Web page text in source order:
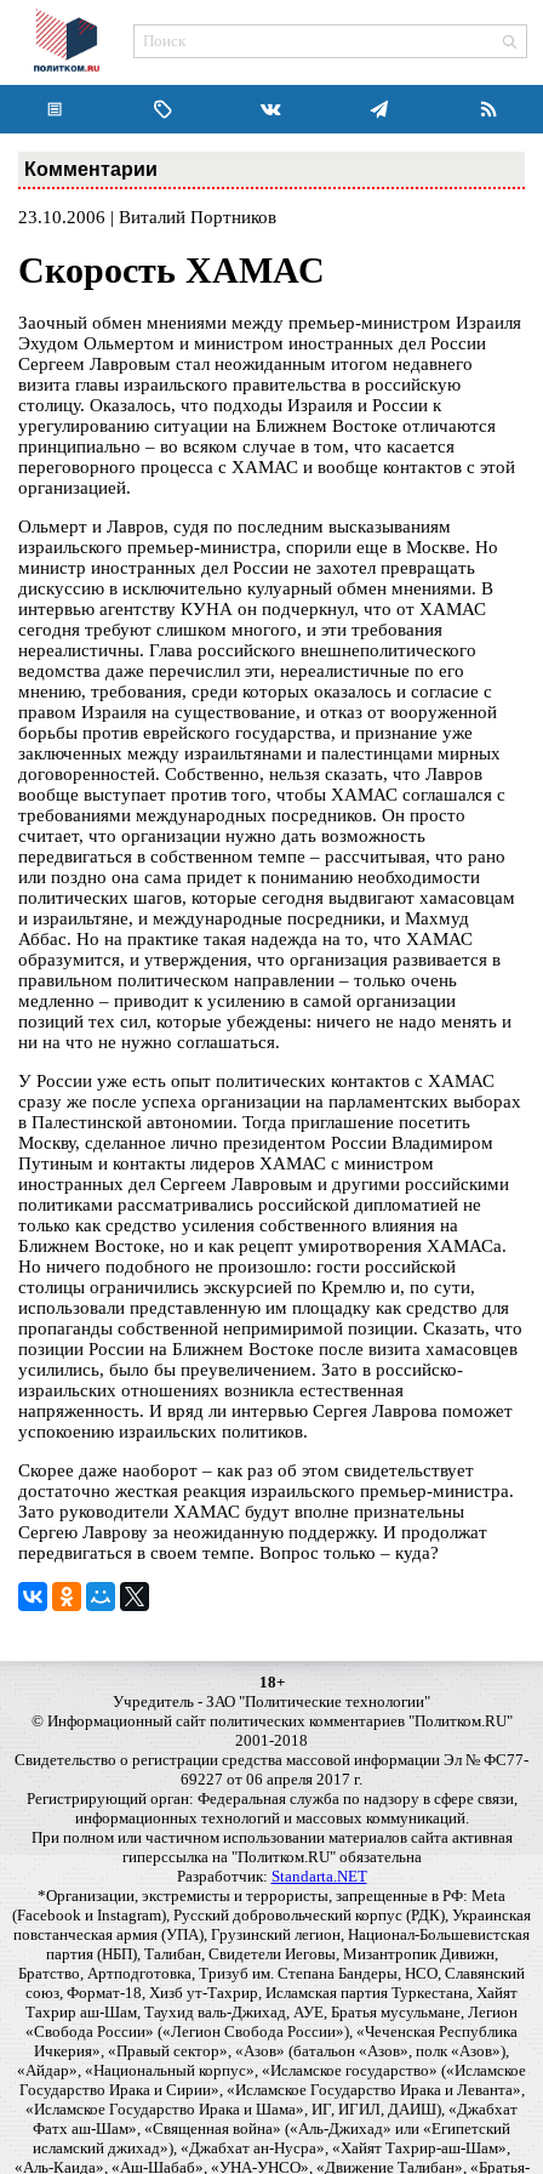
Комментарии
23.10.2006 | Виталий Портников
Скорость ХАМАС
Заочный обмен мнениями между премьер-министром Израиля
Эхудом Ольмертом и министром иностранных дел России
Сергеем Лавровым стал неожиданным итогом недавнего
визита главы израильского правительства в российскую
столицу. Оказалось, что подходы Израиля и России к
урегулированию ситуации на Ближнем Востоке отличаются
принципиально – во всяком случае в том, что касается
переговорного процесса с ХАМАС и вообще контактов с этой
организацией.
Ольмерт и Лавров, судя по последним высказываниям
израильского премьер-министра, спорили еще в Москве. Но
министр иностранных дел России не захотел превращать
дискуссию в исключительно кулуарный обмен мнениями. В
интервью агентству КУНА он подчеркнул, что от ХАМАС
сегодня требуют слишком многого, и эти требования
нереалистичны. Глава российского внешнеполитического
ведомства даже перечислил эти, нереалистичные по его
мнению, требования, среди которых оказалось и согласие с
правом Израиля на существование, и отказ от вооруженной
борьбы против еврейского государства, и признание уже
заключенных между израильтянами и палестинцами мирных
договоренностей. Собственно, нельзя сказать, что Лавров
вообще выступает против того, чтобы ХАМАС соглашался с
требованиями международных посредников. Он просто
считает, что организации нужно дать возможность
передвигаться в собственном темпе – рассчитывая, что рано
или поздно она сама придет к пониманию необходимости
политических шагов, которые сегодня выдвигают хамасовцам
и израильтяне, и международные посредники, и Махмуд
Аббас. Но на практике такая надежда на то, что ХАМАС
образумится, и утверждения, что организация развивается в
правильном политическом направлении – только очень
медленно – приводит к усилению в самой организации
позиций тех сил, которые убеждены: ничего не надо менять и
ни на что не нужно соглашаться.
У России уже есть опыт политических контактов с ХАМАС
сразу же после успеха организации на парламентских выборах
в Палестинской автономии. Тогда приглашение посетить
Москву, сделанное лично президентом России Владимиром
Путиным и контакты лидеров ХАМАС с министром
иностранных дел Сергеем Лавровым и другими российскими
политиками рассматривались российской дипломатией не
только как средство усиления собственного влияния на
Ближнем Востоке, но и как рецепт умиротворения ХАМАСа.
Но ничего подобного не произошло: гости российской
столицы ограничились экскурсией по Кремлю и, по сути,
использовали представленную им площадку как средство для
пропаганды собственной непримиримой позиции. Сказать, что
позиции России на Ближнем Востоке после визита хамасовцев
усилились, было бы преувеличением. Зато в российско-
израильских отношениях возникла естественная
напряженность. И вряд ли интервью Сергея Лаврова поможет
успокоению израильских политиков.
Скорее даже наоборот – как раз об этом свидетельствует
достаточно жесткая реакция израильского премьер-министра.
Зато руководители ХАМАС будут вполне признательны
Сергею Лаврову за неожиданную поддержку. И продолжат
передвигаться в своем темпе. Вопрос только – куда?
18+
Учредитель - ЗАО "Политические технологии"
© Информационный сайт политических комментариев "Политком.RU"
2001-2018
Свидетельство о регистрации средства массовой информации Эл № ФС77-
69227 от 06 апреля 2017 г.
Регистрирующий орган: Федеральная служба по надзору в сфере связи,
информационных технологий и массовых коммуникаций.
При полном или частичном использовании материалов сайта активная
гиперссылка на "Политком.RU" обязательна
Разработчик: Standarta.NET
*Организации, экстремисты и террористы, запрещенные в РФ: Meta
(Facebook и Instagram), Русский добровольческий корпус (РДК), Украинская
повстанческая армия (УПА), Грузинский легион, Национал-Большевистская
партия (НБП), Талибан, Свидетели Иеговы, Мизантропик Дивижн,
Братство, Артподготовка, Тризуб им. Степана Бандеры, НСО, Славянский
союз, Формат-18, Хизб ут-Тахрир, Исламская партия Туркестана, Хайят
Тахрир аш-Шам, Таухид валь-Джихад, АУЕ, Братья мусульмане, Легион
«Свобода России» («Легион Свобода России»), «Чеченская Республика
Ичкерия», «Правый сектор», «Азов» (батальон «Азов», полк «Азов»),
«Айдар», «Национальный корпус», «Исламское государство» («Исламское
Государство Ирака и Сирии», «Исламское Государство Ирака и Леванта»,
«Исламское Государство Ирака и Шама», ИГ, ИГИЛ, ДАИШ), «Джабхат
Фатх аш-Шам», «Священная война» («Аль-Джихад» или «Египетский
исламский джихад»), «Джабхат ан-Нусра», «Хайят Тахрир-аш-Шам»,
«Аль-Каида», «Аш-Шабаб», «УНА-УНСО», «Движение Талибан», «Братья-